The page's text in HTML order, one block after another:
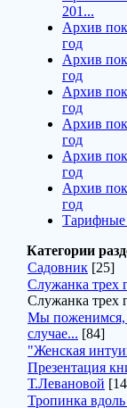
201...
Архив
год
Архив
год
Архив
год
Архив
год
Архив
год
Архив
год
Категории
Садовник [25]
Служанка трех
Служанка трех
Мы поженимся,
случае... [84]
"Женская
Презентация
Т.Левановой
Тропинка